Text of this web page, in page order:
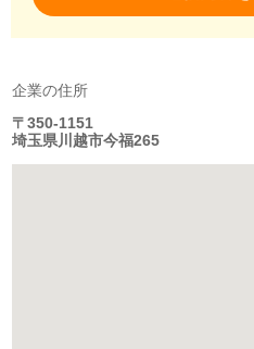
企業の住所
〒350-1151
埼玉県川越市今福265